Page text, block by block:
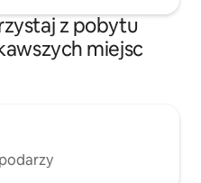
z pobytu
miejsc